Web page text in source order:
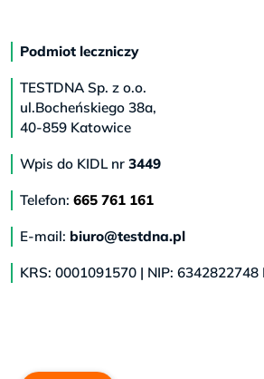
Podmiot leczniczy
TESTDNA Sp. z o.o.
ul.Bocheńskiego 38a,
40-859 Katowice
Wpis do KIDL nr 3449
Telefon: 665 761 161
E-mail: biuro@testdna.pl
KRS: 0001091570 | NIP: 6342822748